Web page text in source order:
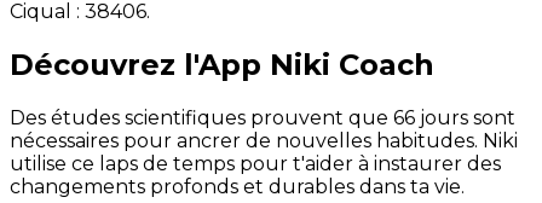
Ciqual : 38406.
Découvrez l'App Niki Coach
Des études scientifiques prouvent que 66 jours sont
nécessaires pour ancrer de nouvelles habitudes. Niki
utilise ce laps de temps pour t'aider à instaurer des
changements profonds et durables dans ta vie.